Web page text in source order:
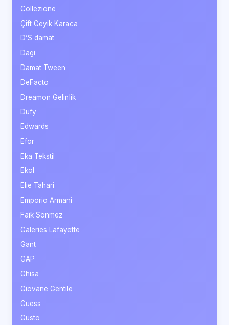
Collezione
Çift Geyik Karaca
D’S damat
Dagi
Damat Tween
DeFacto
Dreamon Gelinlik
Dufy
Edwards
Efor
Eka Tekstil
Ekol
Elie Tahari
Emporio Armani
Faik Sönmez
Galeries Lafayette
Gant
GAP
Ghisa
Giovane Gentile
Guess
Gusto